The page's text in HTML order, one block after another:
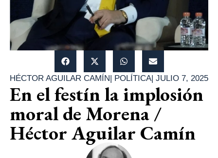
HÉCTOR AGUILAR CAMÍN POLÍTICA| JULIO 7, 2025
En el festín la implosión
moral de Morena /
Héctor Aguilar Camín